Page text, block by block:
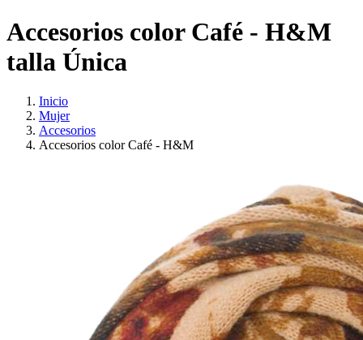
Accesorios color Café - H&M
talla Única
Inicio
Mujer
Accesorios
Accesorios color Café - H&M